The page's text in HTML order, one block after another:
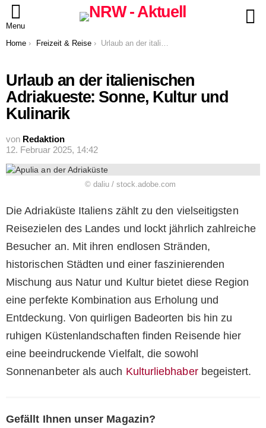
Menu
You are here:
Home Freizeit & Reise Urlaub an der italienischen Adriakueste: Sonne, Kultur und Kulinarik
Urlaub an der italienischen
Adriakueste: Sonne, Kultur und
Kulinarik
von Redaktion
12. Februar 2025, 14:42
© daliu / stock.adobe.com
Die Adriaküste Italiens zählt zu den vielseitigsten
Reisezielen des Landes und lockt jährlich zahlreiche
Besucher an. Mit ihren endlosen Stränden,
historischen Städten und einer faszinierenden
Mischung aus Natur und Kultur bietet diese Region
eine perfekte Kombination aus Erholung und
Entdeckung. Von quirligen Badeorten bis hin zu
ruhigen Küstenlandschaften finden Reisende hier
eine beeindruckende Vielfalt, die sowohl
Sonnenanbeter als auch Kulturliebhaberbegeistert.
Gefällt Ihnen unser Magazin?